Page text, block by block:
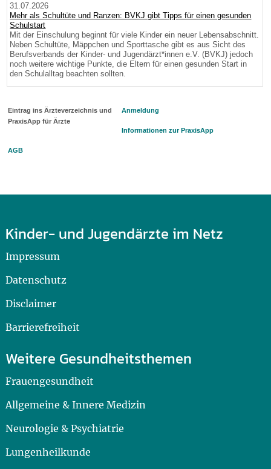
31.07.2026
Mehr als Schultüte und Ranzen: BVKJ gibt Tipps für einen gesunden
Schulstart
Mit der Einschulung beginnt für viele Kinder ein neuer Lebensabschnitt.
Neben Schultüte, Mäppchen und Sporttasche gibt es aus Sicht des
Berufsverbands der Kinder- und Jugendärzt*innen e.V. (BVKJ) jedoch
noch weitere wichtige Punkte, die Eltern für einen gesunden Start in
den Schulalltag beachten sollten.
Eintrag ins Ärzteverzeichnis und
PraxisApp für Ärzte
Anmeldung
Informationen zur PraxisApp
AGB
Kinder- und Jugendärzte im Netz
Impressum
Datenschutz
Disclaimer
Barrierefreiheit
Weitere Gesundheitsthemen
Frauengesundheit
Allgemeine & Innere Medizin
Neurologie & Psychiatrie
Lungenheilkunde